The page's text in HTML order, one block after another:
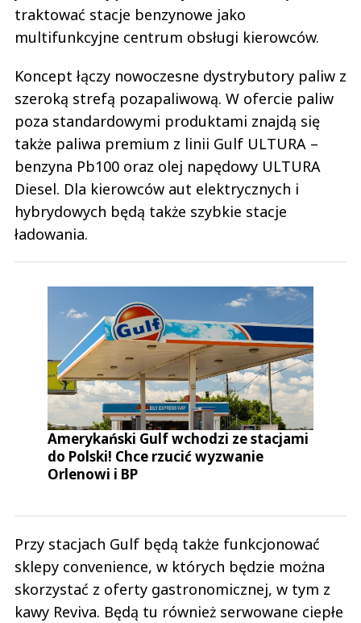
traktować stacje benzynowe jako
multifunkcyjne centrum obsługi kierowców.
Koncept łączy nowoczesne dystrybutory paliw z
szeroką strefą pozapaliwową. W ofercie paliw
poza standardowymi produktami znajdą się
także paliwa premium z linii Gulf ULTURA –
benzyna Pb100 oraz olej napędowy ULTURA
Diesel. Dla kierowców aut elektrycznych i
hybrydowych będą także szybkie stacje
ładowania.
Amerykański Gulf wchodzi ze stacjami
do Polski! Chce rzucić wyzwanie
Orlenowi i BP
Przy stacjach Gulf będą także funkcjonować
sklepy convenience, w których będzie można
skorzystać z oferty gastronomicznej, w tym z
kawy Reviva. Będą tu również serwowane ciepłe